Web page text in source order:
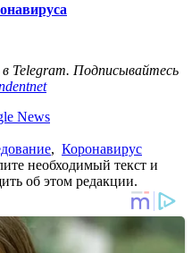
в Telegram. Подписывайтесь
News
, Коронавирус
необходимый текст и
об этом редакции.